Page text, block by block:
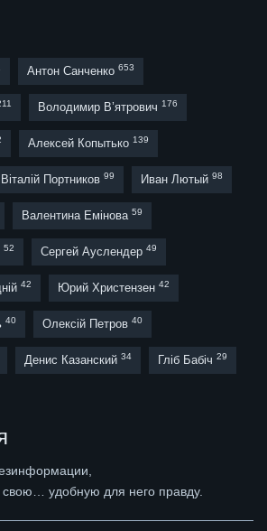
Антон Санченко 653
Володимир В’ятрович 176
Алексей Копытько 139
Віталій Портников 99 Иван Лютый 98
Валентина Емінова 59
52 Сергей Ауслендер 49
42 Юрий Христензен 42
40 Олексій Петров 40
Денис Казанский 34 Гліб Бабіч 29
удобную для него правду.